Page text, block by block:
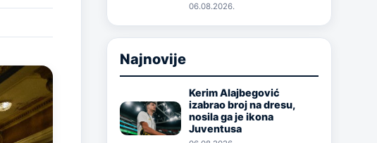
06.08.2026.
Najnovije
Image
Kerim Alajbegović
izabrao broj na dresu,
nosila ga je ikona
Juventusa